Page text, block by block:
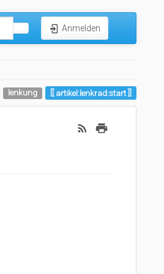
Anmelden
lenkung artikel:lenkrad:start